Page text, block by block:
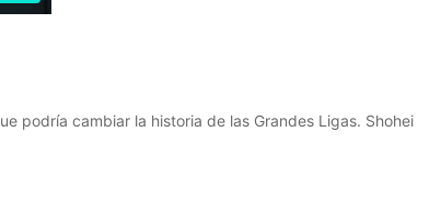
podría cambiar la historia de las Grandes Ligas. Shohei